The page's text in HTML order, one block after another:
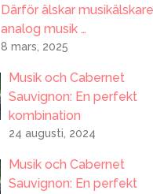
Därför älskar musikälskare
analog musik …
8 mars, 2025
Musik och Cabernet
Sauvignon: En perfekt
kombination
24 augusti, 2024
Musik och Cabernet
Sauvignon: En perfekt